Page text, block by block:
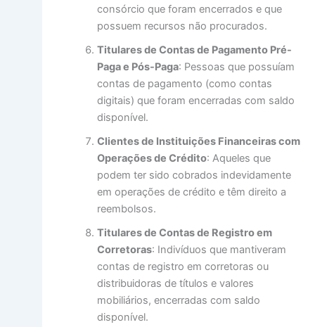
consórcio que foram encerrados e que
possuem recursos não procurados.
Titulares de Contas de Pagamento Pré-
Paga e Pós-Paga: Pessoas que possuíam
contas de pagamento (como contas
digitais) que foram encerradas com saldo
disponível.
Clientes de Instituições Financeiras com
Operações de Crédito: Aqueles que
podem ter sido cobrados indevidamente
em operações de crédito e têm direito a
reembolsos.
Titulares de Contas de Registro em
Corretoras: Indivíduos que mantiveram
contas de registro em corretoras ou
distribuidoras de títulos e valores
mobiliários, encerradas com saldo
disponível.